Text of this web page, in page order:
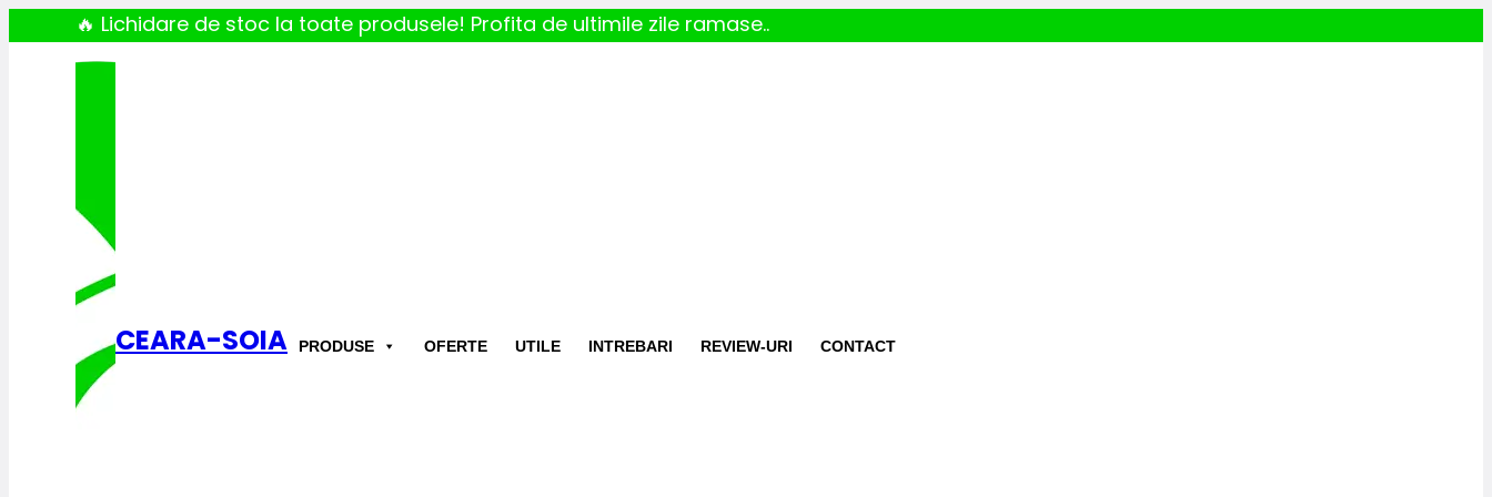
🔥 Lichidare de stoc la toate produsele! Profita de ultimile zile ramase..
CEARA-SOIA PRODUSE OFERTE UTILE INTREBARI REVIEW-URI CONTACT